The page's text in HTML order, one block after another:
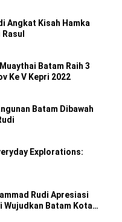
Angkat Kisah Hamka
Batam Raih 3
Ke V Kepri 2022
Batam Dibawah
Explorations:
Rudi Apresiasi
Wujudkan Batam Kota